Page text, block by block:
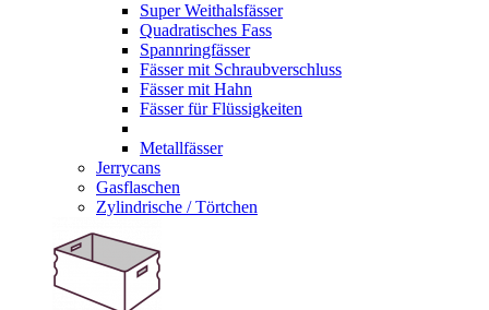
Super Weithalsfässer
Quadratisches Fass
Spannringfässer
Fässer mit Schraubverschluss
Fässer mit Hahn
Fässer für Flüssigkeiten
Metallfässer
Jerrycans
Gasflaschen
Zylindrische / Törtchen